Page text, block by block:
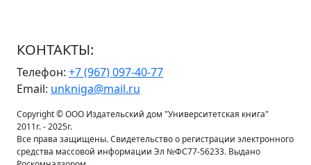
КОНТАКТЫ:
Телефон: +7 (967) 097-40-77
Email: unkniga@mail.ru
Copyright © ООО Издательский дом "Университетская книга"
2011г. - 2025г.
Все права защищены. Свидетельство о регистрации электронного
средства массовой информации Эл №ФС77-56233. Выдано